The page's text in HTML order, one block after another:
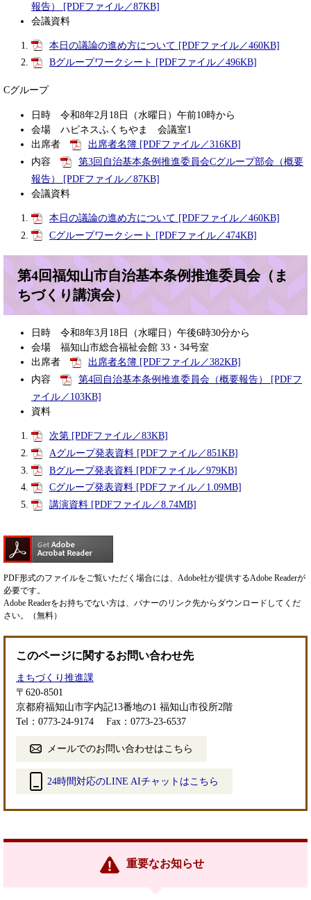
報告） [PDFファイル／87KB]
会議資料
本日の議論の進め方について [PDFファイル／460KB]
Bグループワークシート [PDFファイル／496KB]
Cグループ
日時 令和8年2月18日（水曜日）午前10時から
会場 ハピネスふくちやま 会議室1
出席者
出席者名簿 [PDFファイル／316KB]
内容
第3回自治基本条例推進委員会Cグループ部会（概要
報告） [PDFファイル／87KB]
会議資料
本日の議論の進め方について [PDFファイル／460KB]
Cグループワークシート [PDFファイル／474KB]
第4回福知山市自治基本条例推進委員会（ま
ちづくり講演会）
日時 令和8年3月18日（水曜日）午後6時30分から
会場 福知山市総合福祉会館 33・34号室
出席者
出席者名簿 [PDFファイル／382KB]
内容
第4回自治基本条例推進委員会（概要報告） [PDFフ
ァイル／103KB]
資料
次第 [PDFファイル／83KB]
Aグループ発表資料 [PDFファイル／851KB]
Bグループ発表資料 [PDFファイル／979KB]
Cグループ発表資料 [PDFファイル／1.09MB]
講演資料 [PDFファイル／8.74MB]
PDF形式のファイルをご覧いただく場合には、Adobe社が提供するAdobe Readerが
必要です。
Adobe Readerをお持ちでない方は、バナーのリンク先からダウンロードしてくだ
さい。（無料）
このページに関するお問い合わせ先
まちづくり推進課
〒620-8501
京都府福知山市字内記13番地の1 福知山市役所2階
Tel：0773-24-9174
Fax：0773-23-6537
メールでのお問い合わせはこちら
24時間対応のLINE AIチャットはこちら
リ
重要なお知らせ